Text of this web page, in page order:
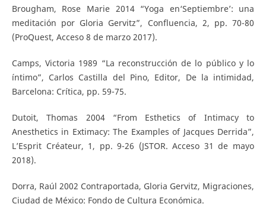
Brougham, Rose Marie 2014 “Yoga en‘Septiembre’: una
meditación por Gloria Gervitz”, Confluencia, 2, pp. 70-80
(ProQuest, Acceso 8 de marzo 2017).
Camps, Victoria 1989 “La reconstrucción de lo público y lo
íntimo”, Carlos Castilla del Pino, Editor, De la intimidad,
Barcelona: Crítica, pp. 59-75.
Dutoit, Thomas 2004 “From Esthetics of Intimacy to
Anesthetics in Extimacy: The Examples of Jacques Derrida”,
L’Esprit Créateur, 1, pp. 9-26 (JSTOR. Acceso 31 de mayo
2018).
Dorra, Raúl 2002 Contraportada, Gloria Gervitz, Migraciones,
Ciudad de México: Fondo de Cultura Económica.